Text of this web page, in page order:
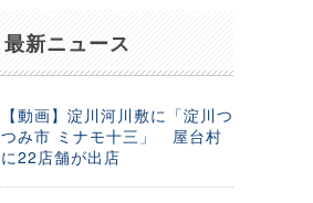
最新ニュース
【動画】淀川河川敷に「淀川つ
つみ市 ミナモ十三」 屋台村
に22店舗が出店